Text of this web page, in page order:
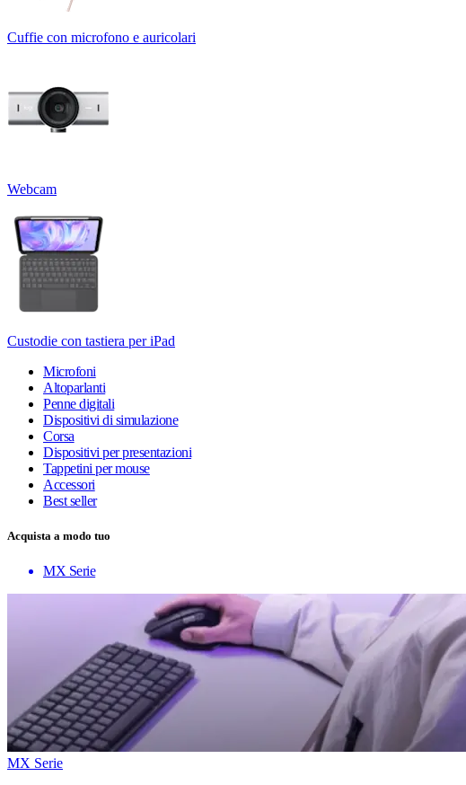
Cuffie con microfono e auricolari
Webcam
Custodie con tastiera per iPad
Microfoni
Altoparlanti
Penne digitali
Dispositivi di simulazione
Corsa
Dispositivi per presentazioni
Tappetini per mouse
Accessori
Best seller
Acquista a modo tuo
MX Serie
MX Serie